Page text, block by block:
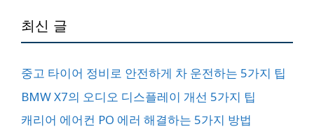
최신 글
중고 타이어 정비로 안전하게 차 운전하는 5가지 팁
BMW X7의 오디오 디스플레이 개선 5가지 팁
캐리어 에어컨 PO 에러 해결하는 5가지 방법